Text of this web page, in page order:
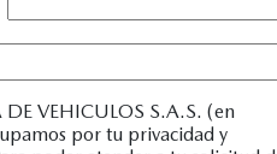
VEHICULOS S.A.S. (en
por tu privacidad y